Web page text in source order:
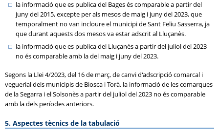
la informació que es publica del Bages és comparable a partir del
juny del 2015, excepte per als mesos de maig i juny del 2023, que
temporalment no van incloure el municipi de Sant Feliu Sasserra, ja
que durant aquests dos mesos va estar adscrit al Lluçanès.
la informació que es publica del Lluçanès a partir del juliol del 2023
no és comparable amb la del maig i juny del 2023.
Segons la Llei 4/2023, del 16 de març, de canvi d'adscripció comarcal i
veguerial dels municipis de Biosca i Torà, la informació de les comarques
de la Segarra i el Solsonès a partir del juliol del 2023 no és comparable
amb la dels períodes anteriors.
5. Aspectes tècnics de la tabulació